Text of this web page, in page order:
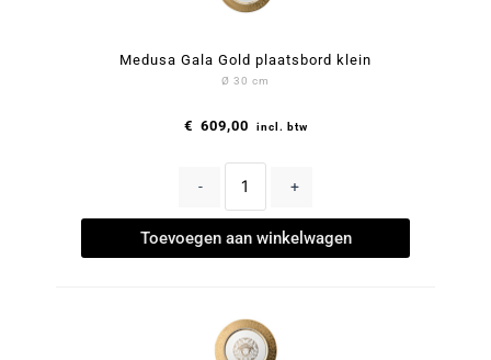
Medusa Gala Gold plaatsbord klein
Ø 30 cm
€ 609,00 incl. btw
- +
Toevoegen aan winkelwagen